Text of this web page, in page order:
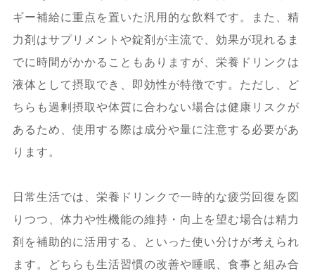
ギー補給に重点を置いた汎用的な飲料です。また、精
力剤はサプリメントや錠剤が主流で、効果が現れるま
でに時間がかかることもありますが、栄養ドリンクは
液体として摂取でき、即効性が特徴です。ただし、ど
ちらも過剰摂取や体質に合わない場合は健康リスクが
あるため、使用する際は成分や量に注意する必要があ
ります。
日常生活では、栄養ドリンクで一時的な疲労回復を図
りつつ、体力や性機能の維持・向上を望む場合は精力
剤を補助的に活用する、といった使い分けが考えられ
ます。どちらも生活習慣の改善や睡眠、食事と組み合